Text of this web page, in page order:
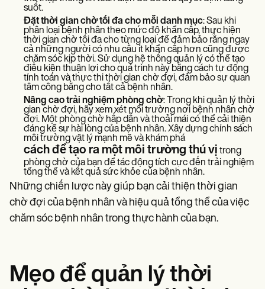
suốt.
Đặt thời gian chờ tối đa cho mỗi danh mục: Sau khi
phân loại bệnh nhân theo mức độ khẩn cấp, thực hiện
thời gian chờ tối đa cho từng loại để đảm bảo rằng ngay
cả những người có nhu cầu ít khẩn cấp hơn cũng được
chăm sóc kịp thời. Sử dụng hệ thống quản lý có thể tạo
điều kiện thuận lợi cho quá trình này bằng cách tự động
tính toán và thực thi thời gian chờ đợi, đảm bảo sự quan
tâm công bằng cho tất cả bệnh nhân.
Nâng cao trải nghiệm phòng chờ: Trong khi quản lý thời
gian chờ đợi, hãy xem xét môi trường nơi bệnh nhân chờ
đợi. Một phòng chờ hấp dẫn và thoải mái có thể cải thiện
đáng kể sự hài lòng của bệnh nhân. Xây dựng chính sách
môi trường vật lý mạnh mẽvà khám phá
cách để tạo ra một môi trường thú vị trong
phòng chờ của bạn để tác động tích cực đến trải nghiệm
tổng thể và kết quả sức khỏe của bệnh nhân.
Những chiến lược này giúp bạn cải thiện thời gian
chờ đợi của bệnh nhân và hiệu quả tổng thể của việc
chăm sóc bệnh nhân trong thực hành của bạn.
Mẹo để quản lý thời